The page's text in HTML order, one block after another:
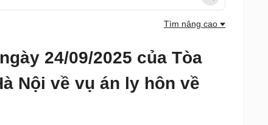
Tìm nâng cao
24/09/2025 của Tòa
Nội về vụ án ly hôn về